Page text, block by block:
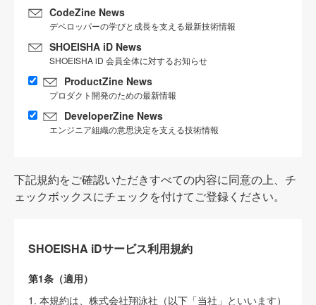
CodeZine News
デベロッパーの学びと成長を支える最新技術情報
SHOEISHA iD News
SHOEISHA iD 会員全体に対するお知らせ
ProductZine News
プロダクト開発のための最新情報
DeveloperZine News
エンジニア組織の意思決定を支える技術情報
下記規約をご確認いただきすべての内容に同意の上、チ
ェックボックスにチェックを付けてご登録ください。
SHOEISHA iDサービス利用規約
第1条（適用）
1. 本規約は、株式会社翔泳社（以下「当社」といいます）